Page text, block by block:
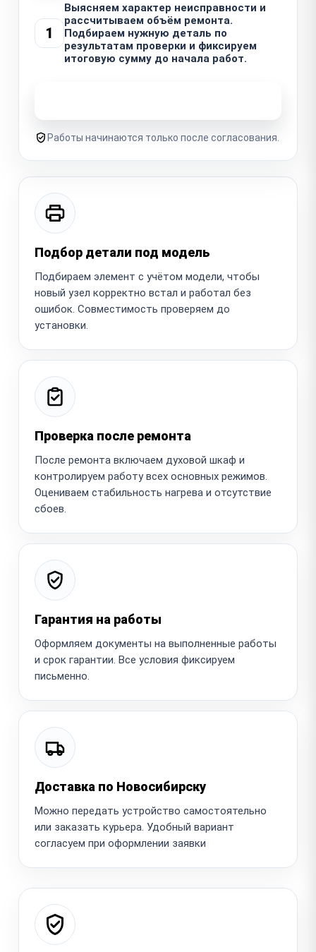
1
Выясняем характер неисправности и
рассчитываем объём ремонта.
Подбираем нужную деталь по
результатам проверки и фиксируем
итоговую сумму до начала работ.
Работы начинаются только после согласования.
Подбор детали под модель
Подбираем элемент с учётом модели, чтобы
новый узел корректно встал и работал без
ошибок. Совместимость проверяем до
установки.
Проверка после ремонта
После ремонта включаем духовой шкаф и
контролируем работу всех основных режимов.
Оцениваем стабильность нагрева и отсутствие
сбоев.
Гарантия на работы
Оформляем документы на выполненные работы
и срок гарантии. Все условия фиксируем
письменно.
Доставка по Новосибирску
Можно передать устройство самостоятельно
или заказать курьера. Удобный вариант
согласуем при оформлении заявки